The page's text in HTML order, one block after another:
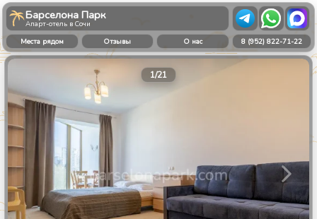
Барселона Парк
Апарт-отель в Сочи
Места рядом
Отзывы О нас 8 (952) 822-71-22
1/21